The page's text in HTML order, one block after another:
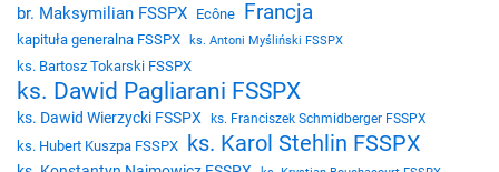
br. Maksymilian FSSPX Ecône Francja
kapituła generalna FSSPX ks. Antoni Myśliński FSSPX
ks. Bartosz Tokarski FSSPX
ks. Dawid Pagliarani FSSPX
ks. Dawid Wierzycki FSSPX ks. Franciszek Schmidberger FSSPX
ks. Hubert Kuszpa FSSPX ks. Karol Stehlin FSSPX